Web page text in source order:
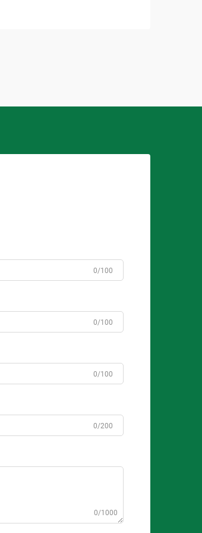
0/100
0/100
0/100
0/200
0/1000